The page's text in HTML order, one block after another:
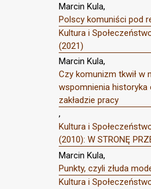
Marcin Kula,
Polscy komuniści pod
Kultura i
(2021)
Marcin Kula,
Czy komunizm tkwił w
wspomnienia historyka
zakładzie pracy
,
Kultura i
(2010): W STRONĘ
Marcin Kula,
Punkty, czyli złuda
Kultura i